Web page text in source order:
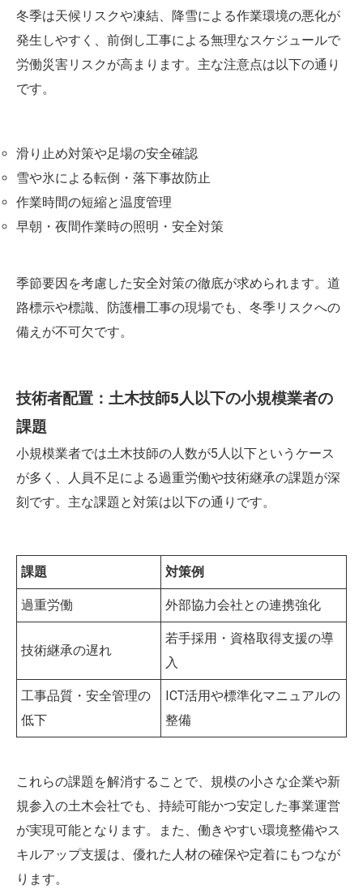
冬季は天候リスクや凍結、降雪による作業環境の悪化が
発生しやすく、前倒し工事による無理なスケジュールで
労働災害リスクが高まります。主な注意点は以下の通り
です。
滑り止め対策や足場の安全確認
雪や氷による転倒・落下事故防止
作業時間の短縮と温度管理
早朝・夜間作業時の照明・安全対策
季節要因を考慮した安全対策の徹底が求められます。道
路標示や標識、防護柵工事の現場でも、冬季リスクへの
備えが不可欠です。
技術者配置：土木技師5人以下の小規模業者の
課題
小規模業者では土木技師の人数が5人以下というケース
が多く、人員不足による過重労働や技術継承の課題が深
刻です。主な課題と対策は以下の通りです。
課題 対策例
過重労働 外部協力会社との連携強化
技術継承の遅れ
若手採用・資格取得支援の導
入
工事品質・安全管理の
低下
ICT活用や標準化マニュアルの
整備
これらの課題を解消することで、規模の小さな企業や新
規参入の土木会社でも、持続可能かつ安定した事業運営
が実現可能となります。また、働きやすい環境整備やス
キルアップ支援は、優れた人材の確保や定着にもつなが
ります。